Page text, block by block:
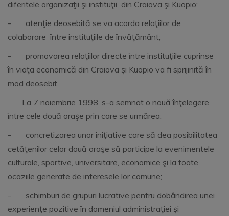
diferitele organizaţii şi instituţii din Craiova şi Kuopio;
- atenţie deosebită se va acorda relaţiilor de
colaborare între instituţiile de învăţământ;
- promovarea relaţiilor directe între instituţiile cuprinse
în viaţa economică din Craiova şi Kuopio va fi sprijinită în
mod deosebit.
La 7 noiembrie 1998, s-a semnat o nouă înţelegere
între cele două oraşe prin care se urmărea:
- concretizarea unor iniţiative care să dea posibilitatea
cetăţenilor celor două oraşe să participe la evenimentele
culturale, sportive, universitare, economice şi la toate
ocaziile generate de interesele lor comune;
- schimburi de grupuri lucrative pentru dobândirea unei
experienţe pozitive în domeniul administraţiei şi